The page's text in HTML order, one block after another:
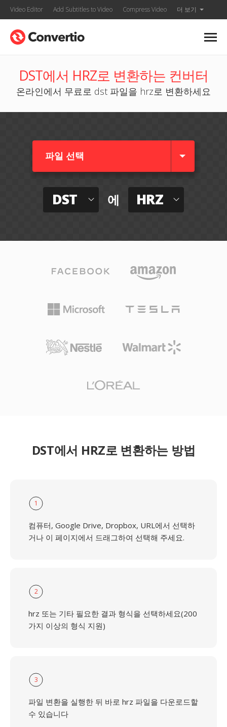
Video Editor Add Subtitles to Video Compress Video 더 보기
DST에서 HRZ로 변환하는 컨버터
온라인에서 무료로 dst 파일을 hrz로 변환하세요
파일 선택
DST 에 HRZ
DST에서 HRZ로 변환하는 방법
1
컴퓨터, Google Drive, Dropbox, URL에서 선택하
거나 이 페이지에서 드래그하여 선택해 주세요.
2
hrz 또는 기타 필요한 결과 형식을 선택하세요(200
가지 이상의 형식 지원)
3
파일 변환을 실행한 뒤 바로 hrz 파일을 다운로드할
수 있습니다